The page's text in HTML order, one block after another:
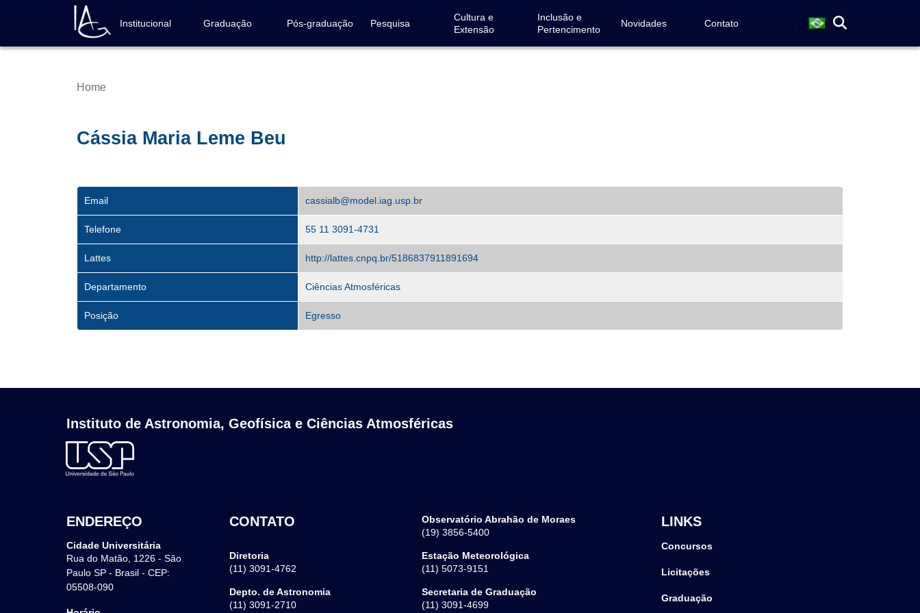
content
Navegação
principal
Institucional Graduação Pós-graduação Pesquisa
Cultura e
Extensão
Inclusão e
Pertencimento
Novidades Contato
Breadcrumb
Home
Cássia Maria Leme Beu
Email cassialb@model.iag.usp.br
Telefone 55 11 3091-4731
Lattes http://lattes.cnpq.br/5186837911891694
Departamento Ciências Atmosféricas
Posição Egresso
Instituto de Astronomia, Geofísica e Ciências Atmosféricas
ENDEREÇO
Cidade Universitária
Rua do Matão, 1226 - São
Paulo SP - Brasil - CEP:
05508-090
CONTATO
Diretoria
(11) 3091-4762
Depto. de Astronomia
(11) 3091-2710
Observatório Abrahão de Moraes
(19) 3856-5400
Estação Meteorológica
(11) 5073-9151
Secretaria de Graduação
(11) 3091-4699
LINKS
Concursos
Licitações
Graduação